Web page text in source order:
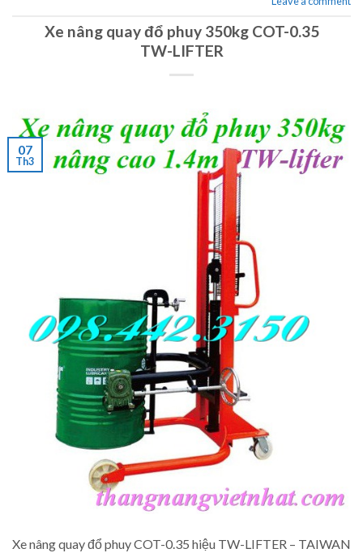
Xe nâng quay đổ phuy 350kg COT-0.35
TW-LIFTER
07
Th3
Xe nâng quay đổ phuy COT-0.35 hiệu TW-LIFTER – TAIWAN